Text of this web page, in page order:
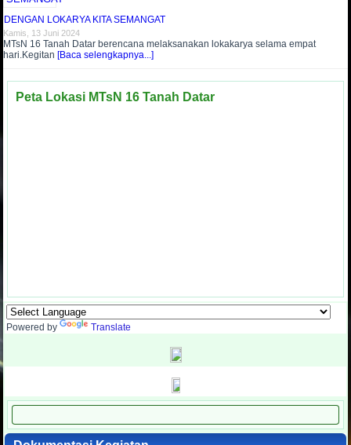
DENGAN LOKARYA KITA SEMANGAT
Kamis, 13 Juni 2024
MTsN 16 Tanah Datar berencana melaksanakan lokakarya selama empat
hari.Kegitan [Baca selengkapnya...]
Peta Lokasi MTsN 16 Tanah Datar
Powered by Translate